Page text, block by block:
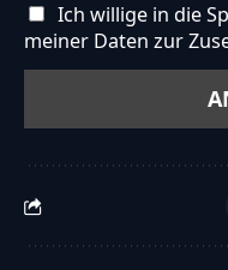
Ich willige in die
meiner Daten zur